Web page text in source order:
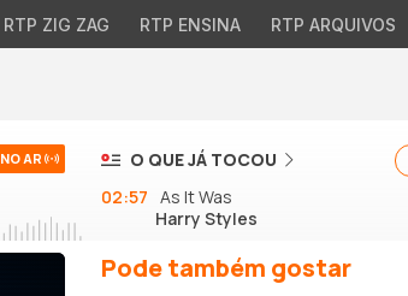
RTP ZIG ZAG RTP ENSINA RTP ARQUIVOS
NO AR
O QUE JÁ TOCOU
02:57 As It Was
Harry Styles
Pode também gostar